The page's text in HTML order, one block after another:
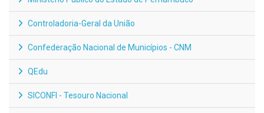
Controladoria-Geral da União
Confederação Nacional de Municípios - CNM
QEdu
SICONFI - Tesouro Nacional